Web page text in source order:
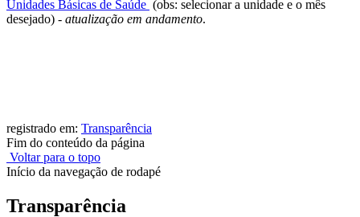
Unidades Básicas de Saúde (obs: selecionar a unidade e o mês
desejado) - atualização em andamento.
registrado em: Transparência
Fim do conteúdo da página
Voltar para o topo
Início da navegação de rodapé
Transparência